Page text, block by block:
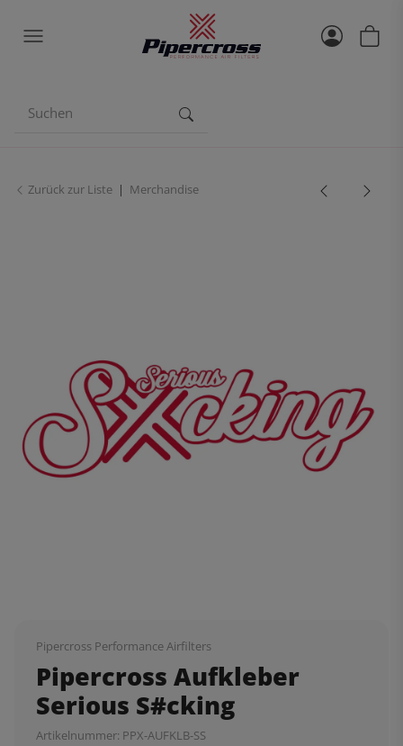
Zurück zur Liste Merchandise
Pipercross Performance Airfilters
Pipercross Aufkleber
Serious S#cking
Artikelnummer: PPX-AUFKLB-SS